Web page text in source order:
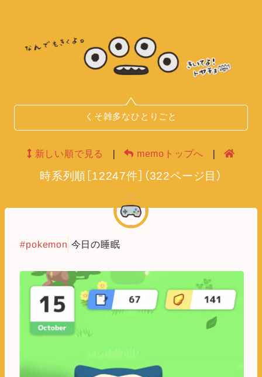
くそ雑多なひとりごと
新しい順で見る memoトップへ
時系列順 12247件］ （322ページ目）
#pokemon 今日の睡眠